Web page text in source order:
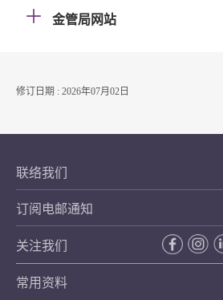
金管局网站
修订日期 : 2026年07月02日
联络我们
订阅电邮通知
关注我们
常用资料